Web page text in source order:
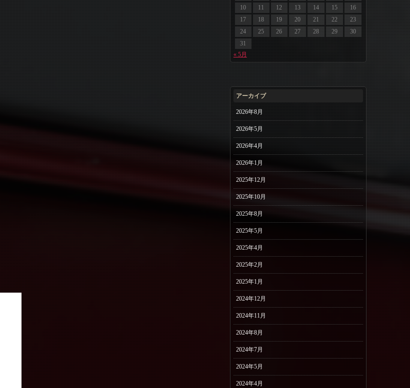
10
11 12 13 14 15
16
17
18 19 20 21 22
23
24
25 26 27 28 29
30
31
« 5月
アーカイブ
2026年8月
2026年5月
2026年4月
2026年1月
2025年12月
2025年10月
2025年8月
2025年5月
2025年4月
2025年2月
2025年1月
2024年12月
2024年11月
2024年8月
2024年7月
2024年5月
2024年4月